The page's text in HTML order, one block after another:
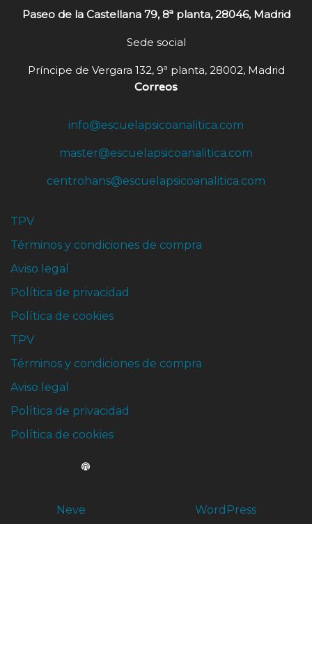
Paseo de la Castellana 79, 8ª planta, 28046, Madrid
Sede social
Príncipe de Vergara 132, 9ª planta, 28002, Madrid
Correos
info@escuelapsicoanalitica.com
master@escuelapsicoanalitica.com
centrohans@escuelapsicoanalitica.com
TPV
Términos y condiciones de compra
Aviso legal
Política de privacidad
Política de cookies
TPV
Términos y condiciones de compra
Aviso legal
Política de privacidad
Política de cookies
Neve
WordPress